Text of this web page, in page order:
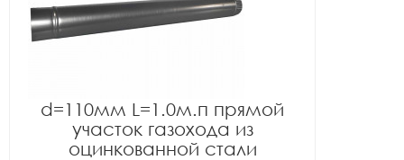
d=110мм L=1.0м.п прямой
участок газохода из
оцинкованной стали